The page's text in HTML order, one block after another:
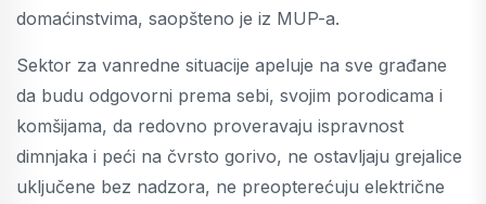
domaćinstvima, saopšteno je iz MUP-a.
Sektor za vanredne situacije apeluje na sve građane
da budu odgovorni prema sebi, svojim porodicama i
komšijama, da redovno proveravaju ispravnost
dimnjaka i peći na čvrsto gorivo, ne ostavljaju grejalice
uključene bez nadzora, ne preopterećuju električne